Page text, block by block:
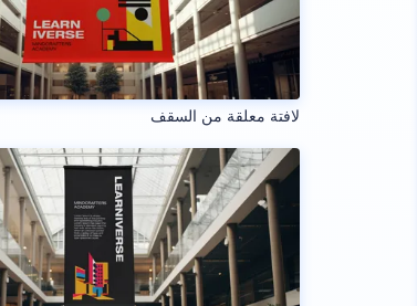
لافتة معلقة من السقف